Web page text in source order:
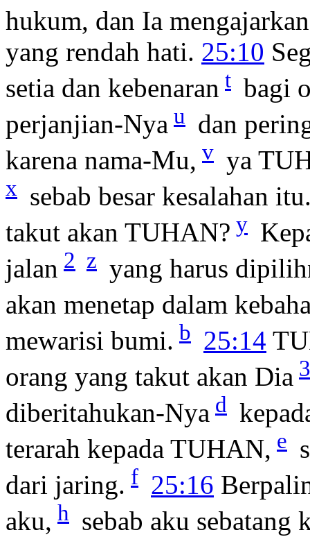
hukum, dan Ia
yang rendah hati. 25:10
setia dan kebenaran t bagi
perjanjian-Nya u
dan
karena nama-Mu, v ya
x sebab besar kesalahan
takut akan TUHAN? y
jalan 2 z yang harus
akan menetap dalam
mewarisi bumi. b 25:14
orang yang takut akan Dia 3
diberitahukan-Nya d
terarah kepada TUHAN, e
dari jaring. f 25:16
aku, h sebab aku sebatang